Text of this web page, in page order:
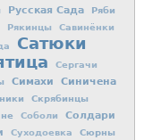
Русская Сада
Ряби
Рякинцы
Савинёнки
Сатюки
Сергачи
Симахи Синичена
Скрябинцы
Соболи
Солдари
Суходоевка Сюрны